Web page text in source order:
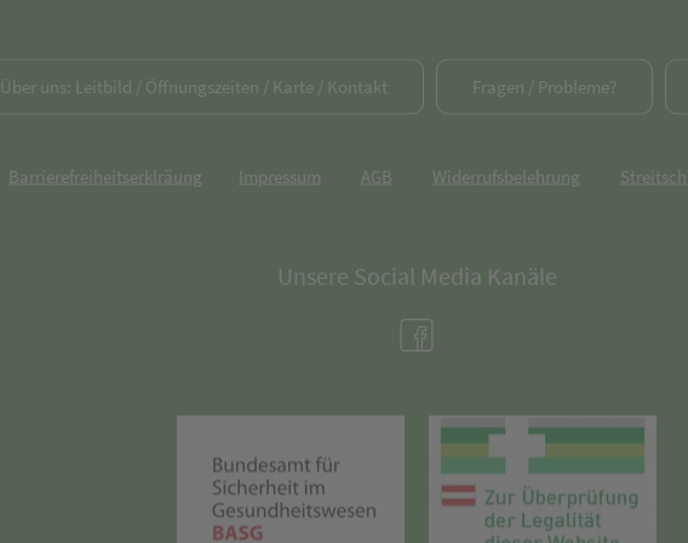
Über uns: Leitbild / Öffnungszeiten / Karte / Kontakt Fragen / Probleme?
Barrierefreiheitserklräung Impressum AGB Widerrufsbelehrung
Unsere Social Media Kanäle
(öffnet in neuem Tab)